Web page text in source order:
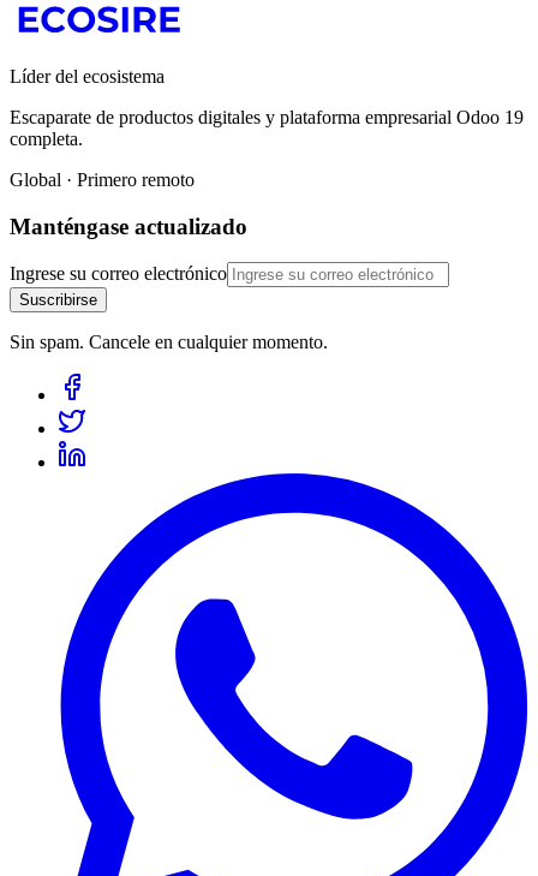
Líder del ecosistema
Escaparate de productos digitales y plataforma empresarial Odoo 19
completa.
Global · Primero remoto
Manténgase actualizado
Ingrese su correo electrónico
Suscribirse
Sin spam. Cancele en cualquier momento.